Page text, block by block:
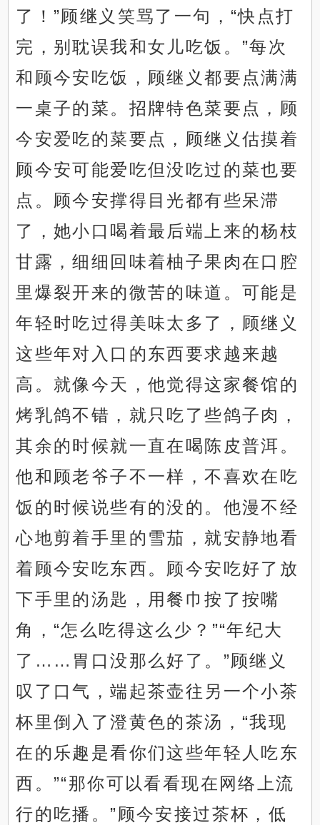
了！”顾继义笑骂了一句，“快点打
完，别耽误我和女儿吃饭。”每次
和顾今安吃饭，顾继义都要点满满
一桌子的菜。招牌特色菜要点，顾
今安爱吃的菜要点，顾继义估摸着
顾今安可能爱吃但没吃过的菜也要
点。顾今安撑得目光都有些呆滞
了，她小口喝着最后端上来的杨枝
甘露，细细回味着柚子果肉在口腔
里爆裂开来的微苦的味道。可能是
年轻时吃过得美味太多了，顾继义
这些年对入口的东西要求越来越
高。就像今天，他觉得这家餐馆的
烤乳鸽不错，就只吃了些鸽子肉，
其余的时候就一直在喝陈皮普洱。
他和顾老爷子不一样，不喜欢在吃
饭的时候说些有的没的。他漫不经
心地剪着手里的雪茄，就安静地看
着顾今安吃东西。顾今安吃好了放
下手里的汤匙，用餐巾按了按嘴
角，“怎么吃得这么少？”“年纪大
了……胃口没那么好了。”顾继义
叹了口气，端起茶壶往另一个小茶
杯里倒入了澄黄色的茶汤，“我现
在的乐趣是看你们这些年轻人吃东
西。”“那你可以看看现在网络上流
行的吃播。”顾今安接过茶杯，低